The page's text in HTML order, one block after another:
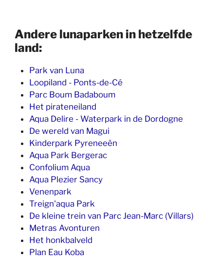
Andere lunaparken in hetzelfde
land:
Park van Luna
Loopiland - Ponts-de-Cé
Parc Boum Badaboum
Het pirateneiland
Aqua Delire - Waterpark in de Dordogne
De wereld van Magui
Kinderpark Pyreneeën
Aqua Park Bergerac
Confolium Aqua
Aqua Plezier Sancy
Venenpark
Treign'aqua Park
De kleine trein van Parc Jean-Marc (Villars)
Metras Avonturen
Het honkbalveld
Plan Eau Koba